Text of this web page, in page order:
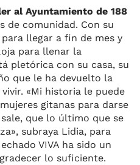
al Ayuntamiento de 188
de comunidad. Con su
llegar a fin de mes y
para llenar la
pletórica con su casa, su
que le ha devuelto la
«Mi historia le puede
gitanas para darse
que lo último que se
subraya Lidia, para
VIVA ha sido un
lo suficiente.